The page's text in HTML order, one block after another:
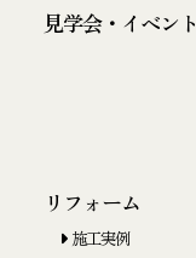
見学会・イベント
リフォーム
施工実例